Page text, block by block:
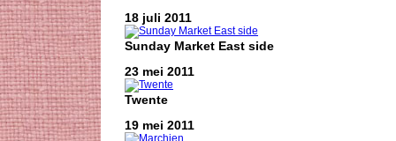
18 juli 2011
Sunday Market East side
23 mei 2011
Twente
19 mei 2011